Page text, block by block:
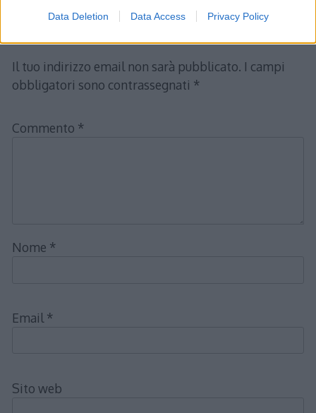
Data Deletion Data Access Privacy Policy
Il tuo indirizzo email non sarà pubblicato. I campi
obbligatori sono contrassegnati *
Commento *
Nome *
Email *
Sito web